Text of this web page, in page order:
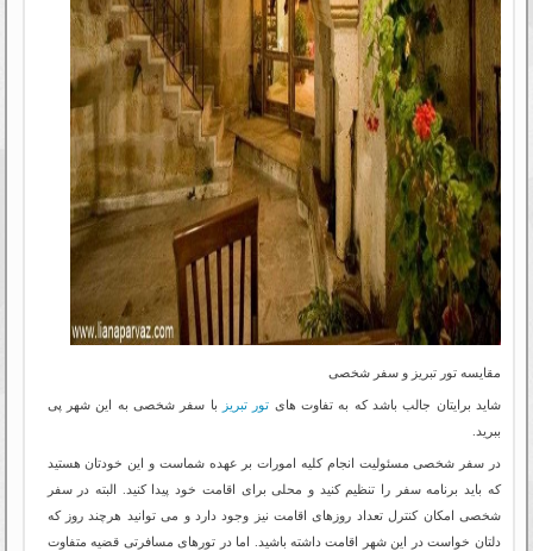
مقایسه تور تبریز و سفر شخصی
شاید برایتان جالب باشد که به تفاوت های تور تبریز
با سفر شخصی به این شهر پی
ببرید.
در سفر شخصی مسئولیت انجام کلیه امورات بر عهده شماست و این خودتان هستید
که باید برنامه سفر را تنظیم کنید و محلی برای اقامت خود پیدا کنید. البته در سفر
شخصی امکان کنترل تعداد روزهای اقامت نیز وجود دارد و می توانید هرچند روز که
دلتان خواست در این شهر اقامت داشته باشید. اما در تورهای مسافرتی قضیه متفاوت